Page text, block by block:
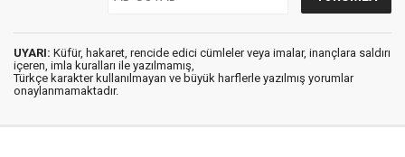
UYARI: Küfür, hakaret, rencide edici cümleler veya imalar, inançlara saldırı
içeren, imla kuralları ile yazılmamış,
Türkçe karakter kullanılmayan ve büyük harflerle yazılmış yorumlar
onaylanmamaktadır.